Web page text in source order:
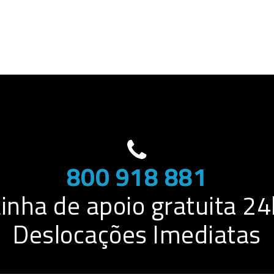
800 918 881
de apoio gratuita
Deslocações Imediatas